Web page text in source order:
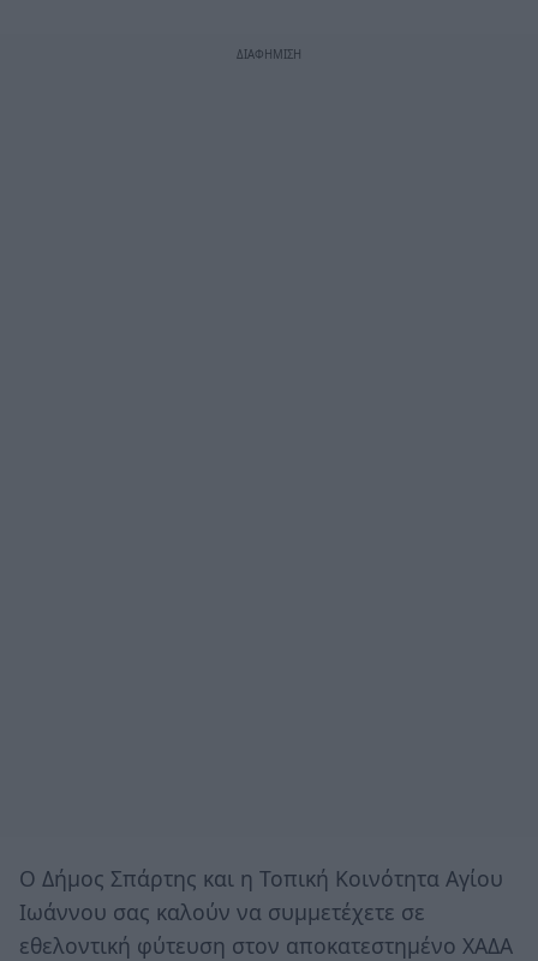
Ο Δήμος Σπάρτης και η Τοπική Κοινότητα Αγίου
Ιωάννου σας καλούν να συμμετέχετε σε
εθελοντική φύτευση στον αποκατεστημένο ΧΑΔΑ